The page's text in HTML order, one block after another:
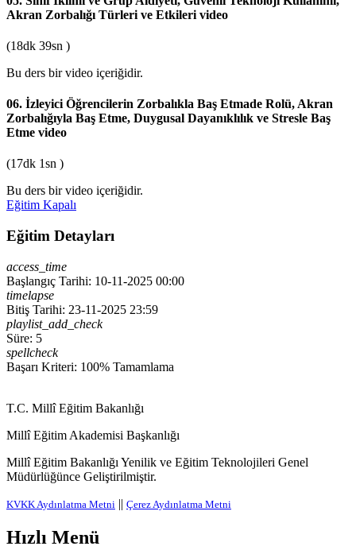
Akran Zorbalığı Türleri ve Etkileri video
(18dk 39sn )
Bu ders bir video içeriğidir.
06. İzleyici Öğrencilerin Zorbalıkla Baş Etmade Rolü, Akran
Zorbalığıyla Baş Etme, Duygusal Dayanıklılık ve Stresle Baş
Etme video
(17dk 1sn )
Bu ders bir video içeriğidir.
Eğitim Kapalı
Eğitim Detayları
access_time
Başlangıç Tarihi: 10-11-2025 00:00
timelapse
Bitiş Tarihi: 23-11-2025 23:59
playlist_add_check
Süre: 5
spellcheck
Başarı Kriteri: 100% Tamamlama
T.C. Millî Eğitim Bakanlığı
Millî Eğitim Akademisi Başkanlığı
Millî Eğitim Bakanlığı Yenilik ve Eğitim Teknolojileri Genel
Müdürlüğünce Geliştirilmiştir.
KVKK Aydınlatma Metni || Çerez Aydınlatma Metni
Hızlı Menü